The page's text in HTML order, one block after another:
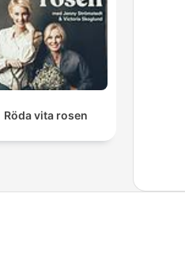
Röda vita rosen